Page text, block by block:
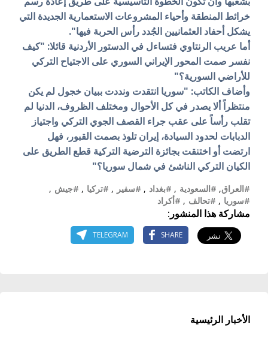
خرائط المنطقة وأحياء المشروعات الاستعمارية الجديدة التي
يشكل أحفاد العثمانيين الجُدد رأس الحربة فيها".
أما عريب الرنتاوي فتساءل في الدستور الأردنية قائلا: "كيف
نفسر صمت المحور الإيراني السوري على الاجتياح التركي
للأراضي السورية؟"
وأضاف الكاتب: "سوريا انتقدت ونددت ببيان خجول لم يكن
منتظراً ألا يصدر في كل الأحوال ومختلف الظروف، الدنيا لم
تقلب رأساً على عقب جراء القصف الجوي التركي واجتياز
الدبابات لحدود السيادة، إيران تلوذ بصمت القبور، فهل
ارتضت أو اختنقت بجائزة الترضية التركية قطع الطريق على
الكيان التركي الناشئ في شمال سوريا؟"
#العراق, #السعودية , #بغداد , #سفير , #تركيا , #جيش ,
#سوريا , #تحالف , #أكراد
مشاركة هذا المنشور:
SHARE
TELEGRAM
الأخبار الرئيسية